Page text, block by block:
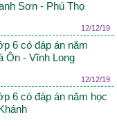
Sơn - Phú Thọ
12/12/19
6 có đáp án năm
Ôn - Vĩnh Long
12/12/19
6 có đáp án năm học